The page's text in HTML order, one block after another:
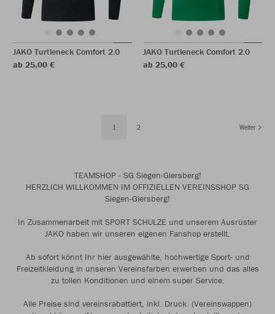
JAKO Turtleneck Comfort 2.0
ab 25,00 €
JAKO Turtleneck Comfort 2.0
ab 25,00 €
1 2 Weiter
TEAMSHOP - SG Siegen-Giersberg!
HERZLICH WILLKOMMEN IM OFFIZIELLEN VEREINSSHOP SG
Siegen-Giersberg!
In Zusammenarbeit mit SPORT SCHULZE und unserem Ausrüster
JAKO haben wir unseren eigenen Fanshop erstellt.
Ab sofort könnt Ihr hier ausgewählte, hochwertige Sport- und
Freizeitkleidung in unseren Vereinsfarben erwerben und das alles
zu tollen Konditionen und einem super Service.
Alle Preise sind vereinsrabattiert, inkl. Druck. (Vereinswappen)